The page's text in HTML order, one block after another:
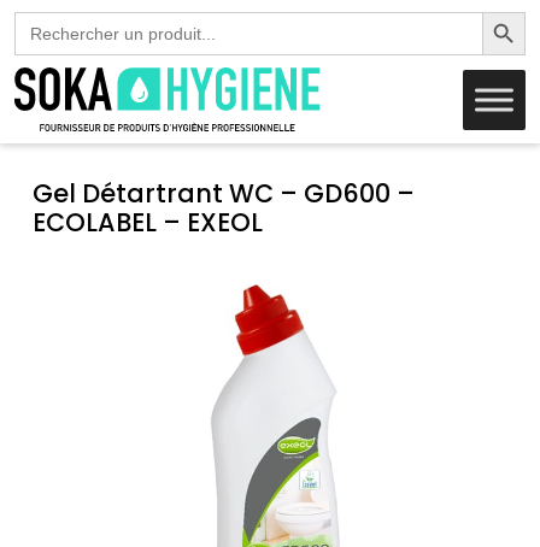
Search
for:
Search
Gel Détartrant WC – GD600 –
ECOLABEL – EXEOL